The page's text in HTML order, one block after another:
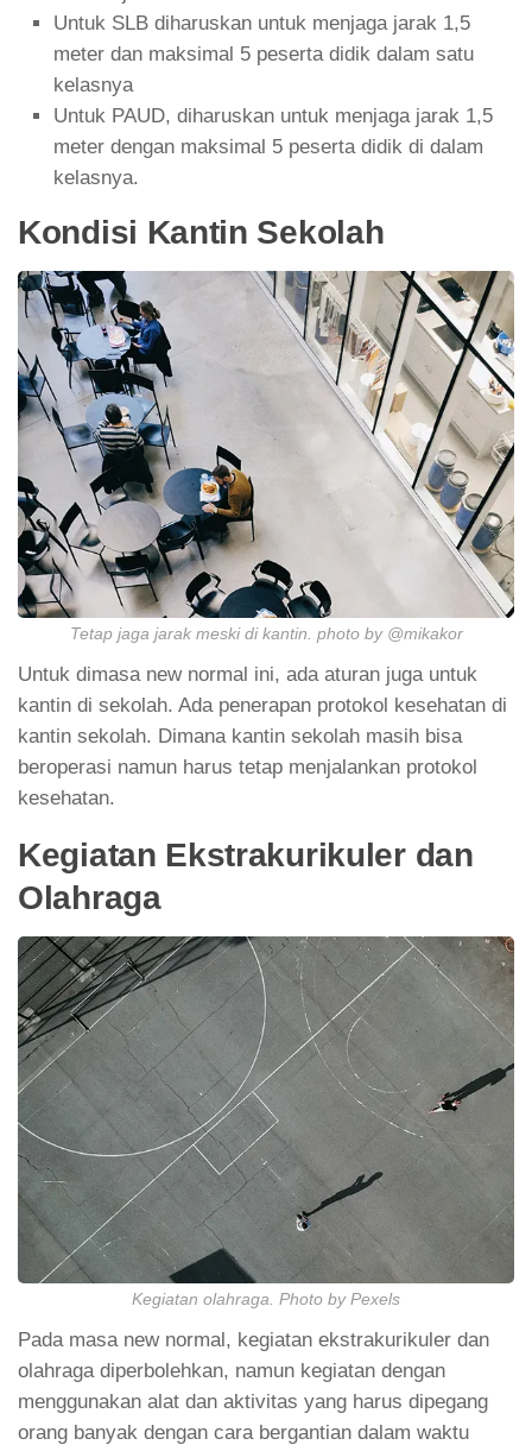
Untuk SLB diharuskan untuk menjaga jarak 1,5
meter dan maksimal 5 peserta didik dalam satu
kelasnya
Untuk PAUD, diharuskan untuk menjaga jarak 1,5
meter dengan maksimal 5 peserta didik di dalam
kelasnya.
Kondisi Kantin Sekolah
Tetap jaga jarak meski di kantin. photo by @mikakor
Untuk dimasa new normal ini, ada aturan juga untuk
kantin di sekolah. Ada penerapan protokol kesehatan di
kantin sekolah. Dimana kantin sekolah masih bisa
beroperasi namun harus tetap menjalankan protokol
kesehatan.
Kegiatan Ekstrakurikuler dan
Olahraga
Kegiatan olahraga. Photo by Pexels
Pada masa new normal, kegiatan ekstrakurikuler dan
olahraga diperbolehkan, namun kegiatan dengan
menggunakan alat dan aktivitas yang harus dipegang
orang banyak dengan cara bergantian dalam waktu